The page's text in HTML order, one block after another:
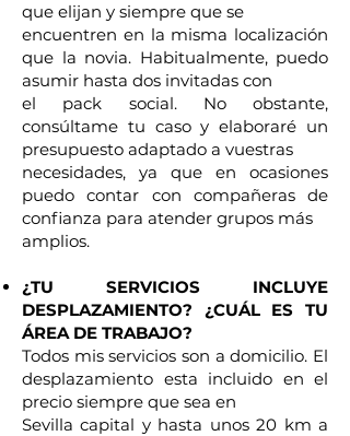
que elijan y siempre que se
encuentren en la misma localización
que la novia. Habitualmente, puedo
asumir hasta dos invitadas con
el pack social. No obstante,
consúltame tu caso y elaboraré un
presupuesto adaptado a vuestras
necesidades, ya que en ocasiones
puedo contar con compañeras de
confianza para atender grupos más
amplios.
¿TU SERVICIOS INCLUYE
DESPLAZAMIENTO? ¿CUÁL ES TU
ÁREA DE TRABAJO?
Todos mis servicios son a domicilio. El
desplazamiento esta incluido en el
precio siempre que sea en
Sevilla capital y hasta unos 20 km a